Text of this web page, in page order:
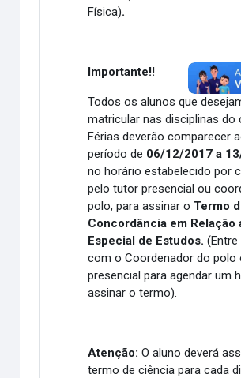
Física).
Importante!!
Todos os alunos que
matricular nas disciplinas do
Férias deverão comparecer
período de 06/12/2017 a
no horário estabelecido por
pelo tutor presencial ou
polo, para assinar o Termo
Concordância em Relação
Especial de Estudos.
com o Coordenador do polo
presencial para agendar um
assinar o termo).
Atenção: O aluno deverá
termo de ciência para cada